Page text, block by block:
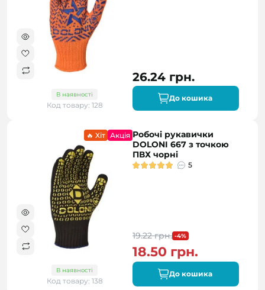
В наявності
Код товару: 128
26.24 грн.
До кошика
🔥 Хіт Акція
В наявності
Код товару: 138
Робочі рукавички
DOLONI 667 з точкою
ПВХ чорні
5
19.22 грн. -4%
18.50 грн.
До кошика